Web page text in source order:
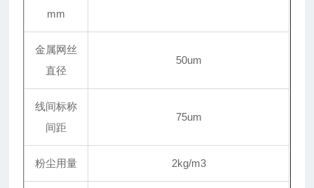
mm
金属网丝
直径
50um
线间标称
间距
75um
粉尘用量 2kg/m3